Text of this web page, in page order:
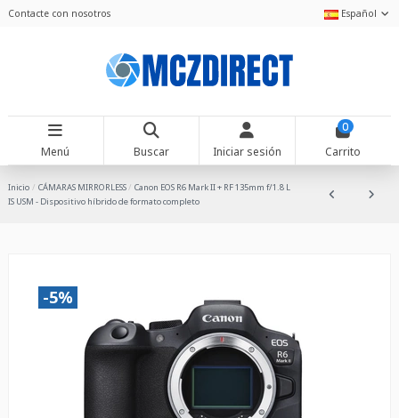
Contacte con nosotros Español
Menú Buscar Iniciar sesión
0
Carrito
Inicio CÁMARAS MIRRORLESS
Canon EOS R6 Mark II + RF 135mm f/1.8 L
IS USM - Dispositivo híbrido de formato completo
-5%